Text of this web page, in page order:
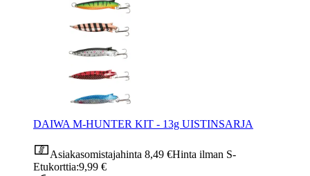
DAIWA M-HUNTER KIT - 13g UISTINSARJA
Asiakasomistajahinta 8,49 €Hinta ilman S-
Etukorttia:9,99 €